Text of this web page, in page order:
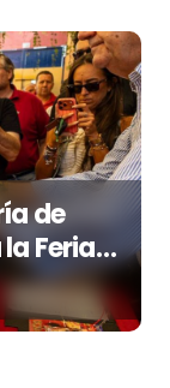
de
Feria